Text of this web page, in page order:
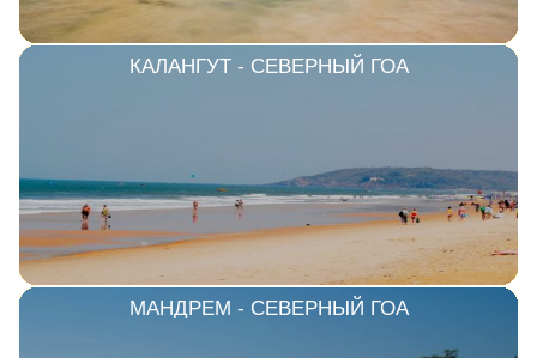
КАЛАНГУТ - СЕВЕРНЫЙ ГОА
МАНДРЕМ - СЕВЕРНЫЙ ГОА